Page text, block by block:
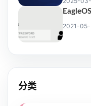
2021-
分类